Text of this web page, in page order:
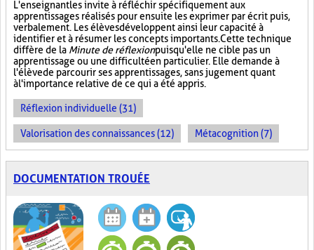
L'enseignant les invite à réfléchir spécifiquement aux
apprentissages réalisés pour ensuite les exprimer par écrit puis,
verbalement. Les élèves développent ainsi leur capacité à
identifier et à résumer les concepts importants. Cette technique
diffère de la Minute de réflexionpuisqu'elle ne cible pas un
apprentissage ou une difficulté en particulier. Elle demande à
l'élève de parcourir ses apprentissages, sans jugement quant
à l'importance relative de ce qui a été appris.
Réflexion individuelle (31)
Valorisation des connaissances (12) Métacognition (7)
DOCUMENTATION TROUÉE